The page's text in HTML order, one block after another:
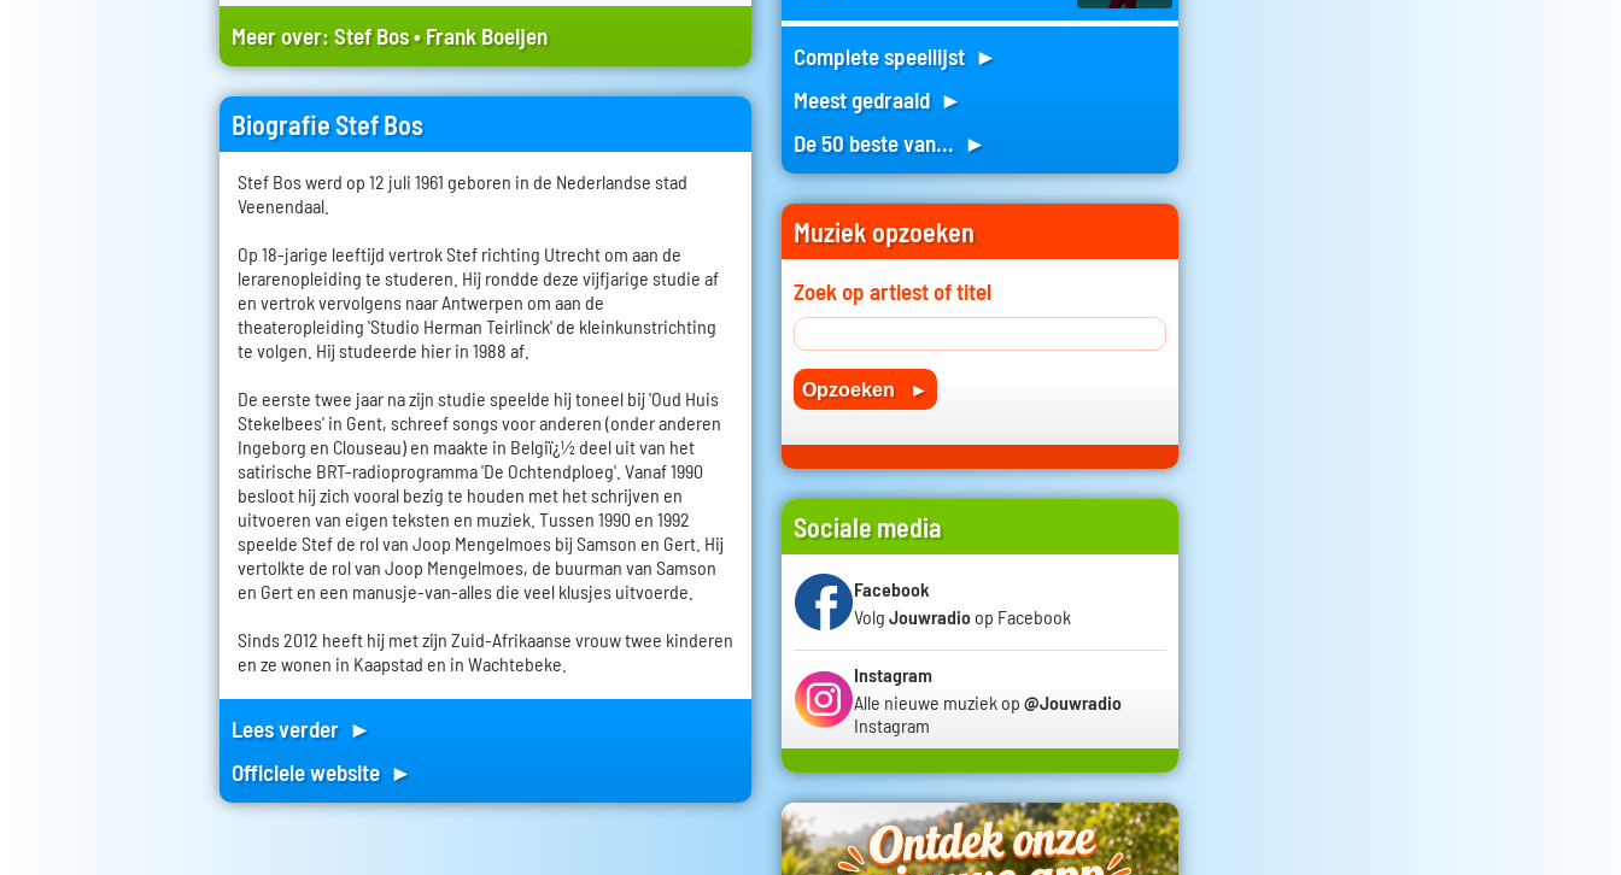
Meer over:Stef Bos•Frank Boeijen
Biografie Stef Bos
Stef Bos werd op 12 juli 1961 geboren in de Nederlandse stad
Veenendaal.
Op 18-jarige leeftijd vertrok Stef richting Utrecht om aan de
lerarenopleiding te studeren. Hij rondde deze vijfjarige studie af
en vertrok vervolgens naar Antwerpen om aan de
theateropleiding 'Studio Herman Teirlinck' de kleinkunstrichting
te volgen. Hij studeerde hier in 1988 af.
De eerste twee jaar na zijn studie speelde hij toneel bij 'Oud Huis
Stekelbees' in Gent, schreef songs voor anderen (onder anderen
Ingeborg en Clouseau) en maakte in Belgiï¿½ deel uit van het
satirische BRT-radioprogramma 'De Ochtendploeg'. Vanaf 1990
besloot hij zich vooral bezig te houden met het schrijven en
uitvoeren van eigen teksten en muziek. Tussen 1990 en 1992
speelde Stef de rol van Joop Mengelmoes bij Samson en Gert. Hij
vertolkte de rol van Joop Mengelmoes, de buurman van Samson
en Gert en een manusje-van-alles die veel klusjes uitvoerde.
Sinds 2012 heeft hij met zijn Zuid-Afrikaanse vrouw twee kinderen
en ze wonen in Kaapstad en in Wachtebeke.
Lees verder ►
Officiele website ►
Complete speellijst ►
Meest gedraaid ►
De 50 beste van... ►
Muziek opzoeken
Zoek op artiest of titel
Sociale media
Facebook
Volg Jouwradio op Facebook
Instagram
Alle nieuwe muziek op @Jouwradio
Instagram